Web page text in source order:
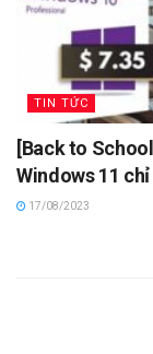
TIN TỨC
[Back to
Windows 11
17/08/2023